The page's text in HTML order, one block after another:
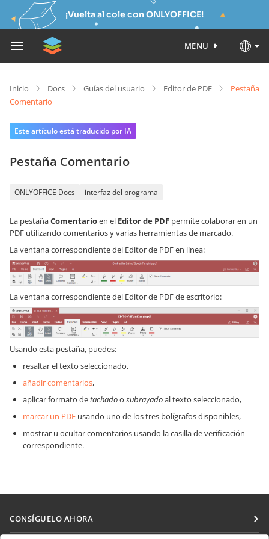
¡Vuelta al cole con ONLYOFFICE!
MENU
Inicio Docs Guías del usuario Editor de PDF
Pestaña
Comentario
Este artículo está traducido por IA
Pestaña Comentario
ONLYOFFICE Docs interfaz del programa
La pestañaComentarioen el Editor de PDF permite colaborar en un
PDF utilizando comentarios y varias herramientas de marcado.
La ventana correspondiente del Editor de PDF en línea:
La ventana correspondiente del Editor de PDF de escritorio:
Usando esta pestaña, puedes:
resaltar el texto seleccionado,
añadir comentarios,
aplicar formato detachadoo subrayadoal texto seleccionado,
marcar un PDF usando uno de los tres bolígrafos disponibles,
mostrar u ocultar comentarios usando la casilla de verificación
correspondiente.
CONSÍGUELO AHORA